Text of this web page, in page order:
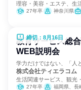
理容・美容・エステ、生
27年卒 神奈川県
締切：8月16日
教育サービス総
WEB説明会
学力だけではない、「人
株式会社ティエラコム
生活関連サービス、観光
27年卒 福岡県、長